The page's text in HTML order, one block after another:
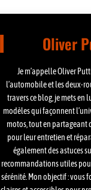
Oliver
Je m’appelle Oliver
l’automobile et les deux-
travers ce blog, je mets en
modèles qui façonnent
motos, tout en partageant
pour leur entretien et
également des astuces
recommandations utiles
sérénité. Mon objectif : vous